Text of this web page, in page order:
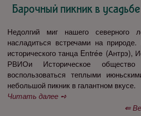
Барочный пикник в
Недолгий миг нашего северного
насладиться встречами на
исторического танца Entrée (Антрэ),
РВИОи Историческое
воспользоваться теплыми
небольшой пикник в галантном вкусе.
Читать далее ➺
⇚